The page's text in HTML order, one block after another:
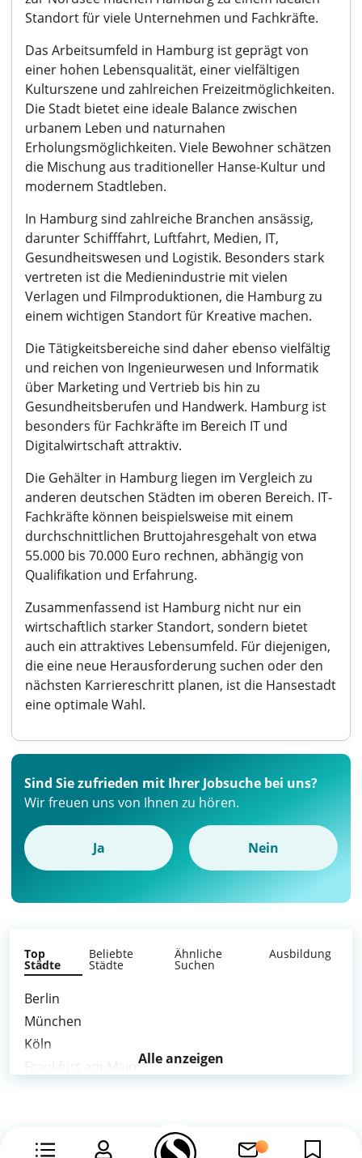
Standort für viele Unternehmen und Fachkräfte.
Das Arbeitsumfeld in Hamburg ist geprägt von
einer hohen Lebensqualität, einer vielfältigen
Kulturszene und zahlreichen Freizeitmöglichkeiten.
Die Stadt bietet eine ideale Balance zwischen
urbanem Leben und naturnahen
Erholungsmöglichkeiten. Viele Bewohner schätzen
die Mischung aus traditioneller Hanse-Kultur und
modernem Stadtleben.
In Hamburg sind zahlreiche Branchen ansässig,
darunter Schifffahrt, Luftfahrt, Medien, IT,
Gesundheitswesen und Logistik. Besonders stark
vertreten ist die Medienindustrie mit vielen
Verlagen und Filmproduktionen, die Hamburg zu
einem wichtigen Standort für Kreative machen.
Die Tätigkeitsbereiche sind daher ebenso vielfältig
und reichen von Ingenieurwesen und Informatik
über Marketing und Vertrieb bis hin zu
Gesundheitsberufen und Handwerk. Hamburg ist
besonders für Fachkräfte im Bereich IT und
Digitalwirtschaft attraktiv.
Die Gehälter in Hamburg liegen im Vergleich zu
anderen deutschen Städten im oberen Bereich. IT-
Fachkräfte können beispielsweise mit einem
durchschnittlichen Bruttojahresgehalt von etwa
55.000 bis 70.000 Euro rechnen, abhängig von
Qualifikation und Erfahrung.
Zusammenfassend ist Hamburg nicht nur ein
wirtschaftlich starker Standort, sondern bietet
auch ein attraktives Lebensumfeld. Für diejenigen,
die eine neue Herausforderung suchen oder den
nächsten Karriereschritt planen, ist die Hansestadt
eine optimale Wahl.
Sind Sie zufrieden mit Ihrer Jobsuche bei uns?
Wir freuen uns von Ihnen zu hören.
Ja Nein
Top
Städte
Beliebte
Städte
Ähnliche
Suchen
Ausbildung
Berlin
München
Köln
Alle anzeigen